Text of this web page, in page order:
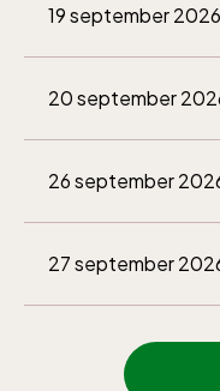
19 september 2026
20 september
26 september
27 september
3 oktober 2026